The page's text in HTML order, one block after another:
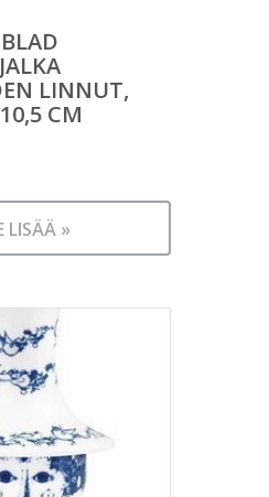
LINNUT,
CM
LISÄÄ »